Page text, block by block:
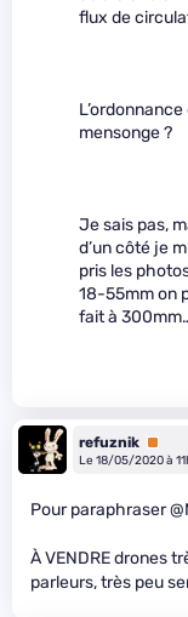
flux de
mensonge ?
Je sais pas,
d’un côté je
pris les
18-55mm on
fait à
refuznik
Le 18/05/2020 à
Pour paraphraser
À VENDRE drones
parleurs, très peu